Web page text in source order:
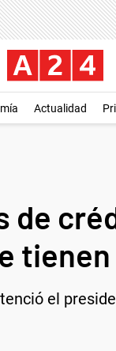
Actualidad
el